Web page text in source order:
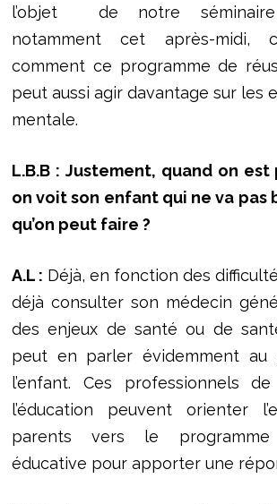
l’objet de notre séminaire
notamment cet après-midi,
comment ce programme de
peut aussi agir davantage sur les
mentale.
L.B.B : Justement, quand on est
on voit son enfant qui ne va pas
qu’on peut faire ?
A.L : Déjà, en fonction des
déjà consulter son médecin
des enjeux de santé ou de
peut en parler évidemment au
l’enfant. Ces professionnels
l’éducation peuvent orienter
parents vers le
éducative pour apporter une